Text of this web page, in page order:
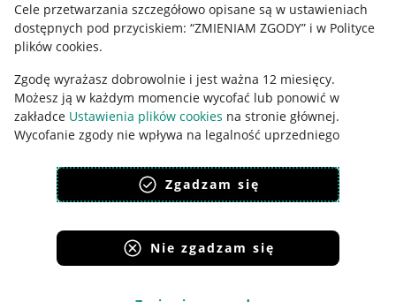
Cele przetwarzania szczegółowo opisane są w ustawieniach
dostępnych pod przyciskiem: “ZMIENIAM ZGODY” i w Polityce
plików cookies.
Zgodę wyrażasz dobrowolnie i jest ważna 12 miesięcy.
Możesz ją w każdym momencie wycofać lub ponowić w
zakładce Ustawienia plików cookies na stronie głównej.
Wycofanie zgody nie wpływa na legalność uprzedniego
polityka plików cookies
polityka ochrony prywatności
Zgadzam się
Nie zgadzam się
Pobierz aplikację
Korzystanie z serwisu oznacza akceptacjęregulaminu